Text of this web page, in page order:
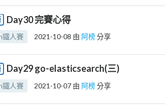
Day30 完賽心得
鐵人賽 2021-10-08 由 阿榜分享
Day29 go-elasticsearch(三)
鐵人賽 2021-10-07 由 阿榜分享